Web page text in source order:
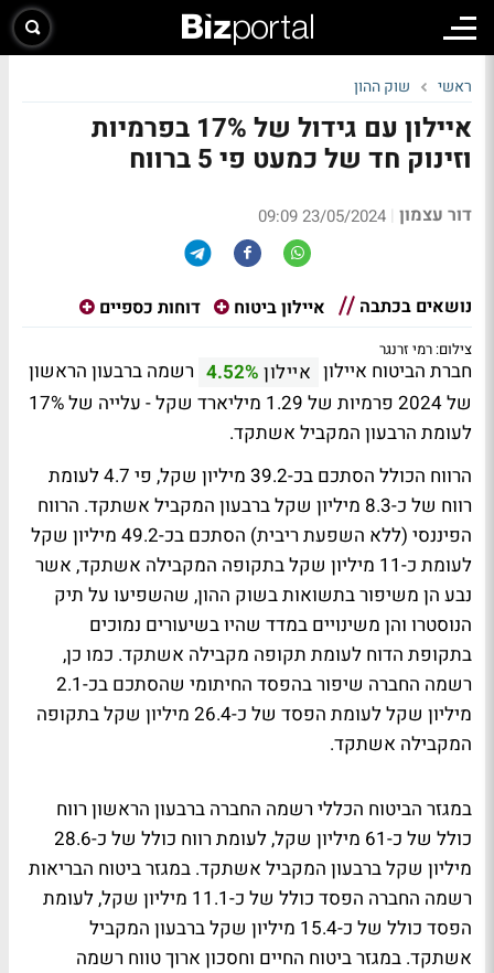
ראשי שוק ההון
איילון עם גידול של 17% בפרמיות
וזינוק חד של כמעט פי 5 ברווח
דור עצמון |
23/05/2024 09:09
נושאים בכתבה איילון ביטוח דוחות כספיים
צילום: רמי זרנגר
חברת הביטוח איילון איילון 4.52% רשמה ברבעון הראשון
של 2024 פרמיות של 1.29 מיליארד שקל - עלייה של 17%
לעומת הרבעון המקביל אשתקד.
הרווח הכולל הסתכם בכ-39.2 מיליון שקל, פי 4.7 לעומת
רווח של כ-8.3 מיליון שקל ברבעון המקביל אשתקד. הרווח
הפיננסי (ללא השפעת ריבית) הסתכם בכ-49.2 מיליון שקל
לעומת כ-11 מיליון שקל בתקופה המקבילה אשתקד, אשר
נבע הן משיפור בתשואות בשוק ההון, שהשפיעו על תיק
הנוסטרו והן משינויים במדד שהיו בשיעורים נמוכים
בתקופת הדוח לעומת תקופה מקבילה אשתקד. כמו כן,
רשמה החברה שיפור בהפסד החיתומי שהסתכם בכ-2.1
מיליון שקל לעומת הפסד של כ-26.4 מיליון שקל בתקופה
המקבילה אשתקד.
במגזר הביטוח הכללי רשמה החברה ברבעון הראשון רווח
כולל של כ-61 מיליון שקל, לעומת רווח כולל של כ-28.6
מיליון שקל ברבעון המקביל אשתקד. במגזר ביטוח הבריאות
רשמה החברה הפסד כולל של כ-11.1 מיליון שקל, לעומת
הפסד כולל של כ-15.4 מיליון שקל ברבעון המקביל
אשתקד. במגזר ביטוח החיים וחסכון ארוך טווח רשמה